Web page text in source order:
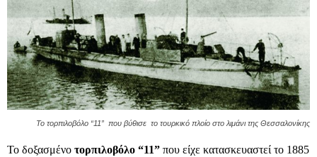
Το τορπιλοβόλο “11” που βύθισε το τουρκικό πλοίο στο λιμάνι της Θεσσαλονίκης
Το δοξασμένο τορπιλοβόλο “11” που είχε κατασκευαστεί το 1885